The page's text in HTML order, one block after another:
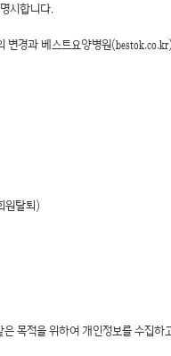
시합니다.
변경과 베스트요양병원
원탈퇴)
목적을 위하여 개인정보를 수집하